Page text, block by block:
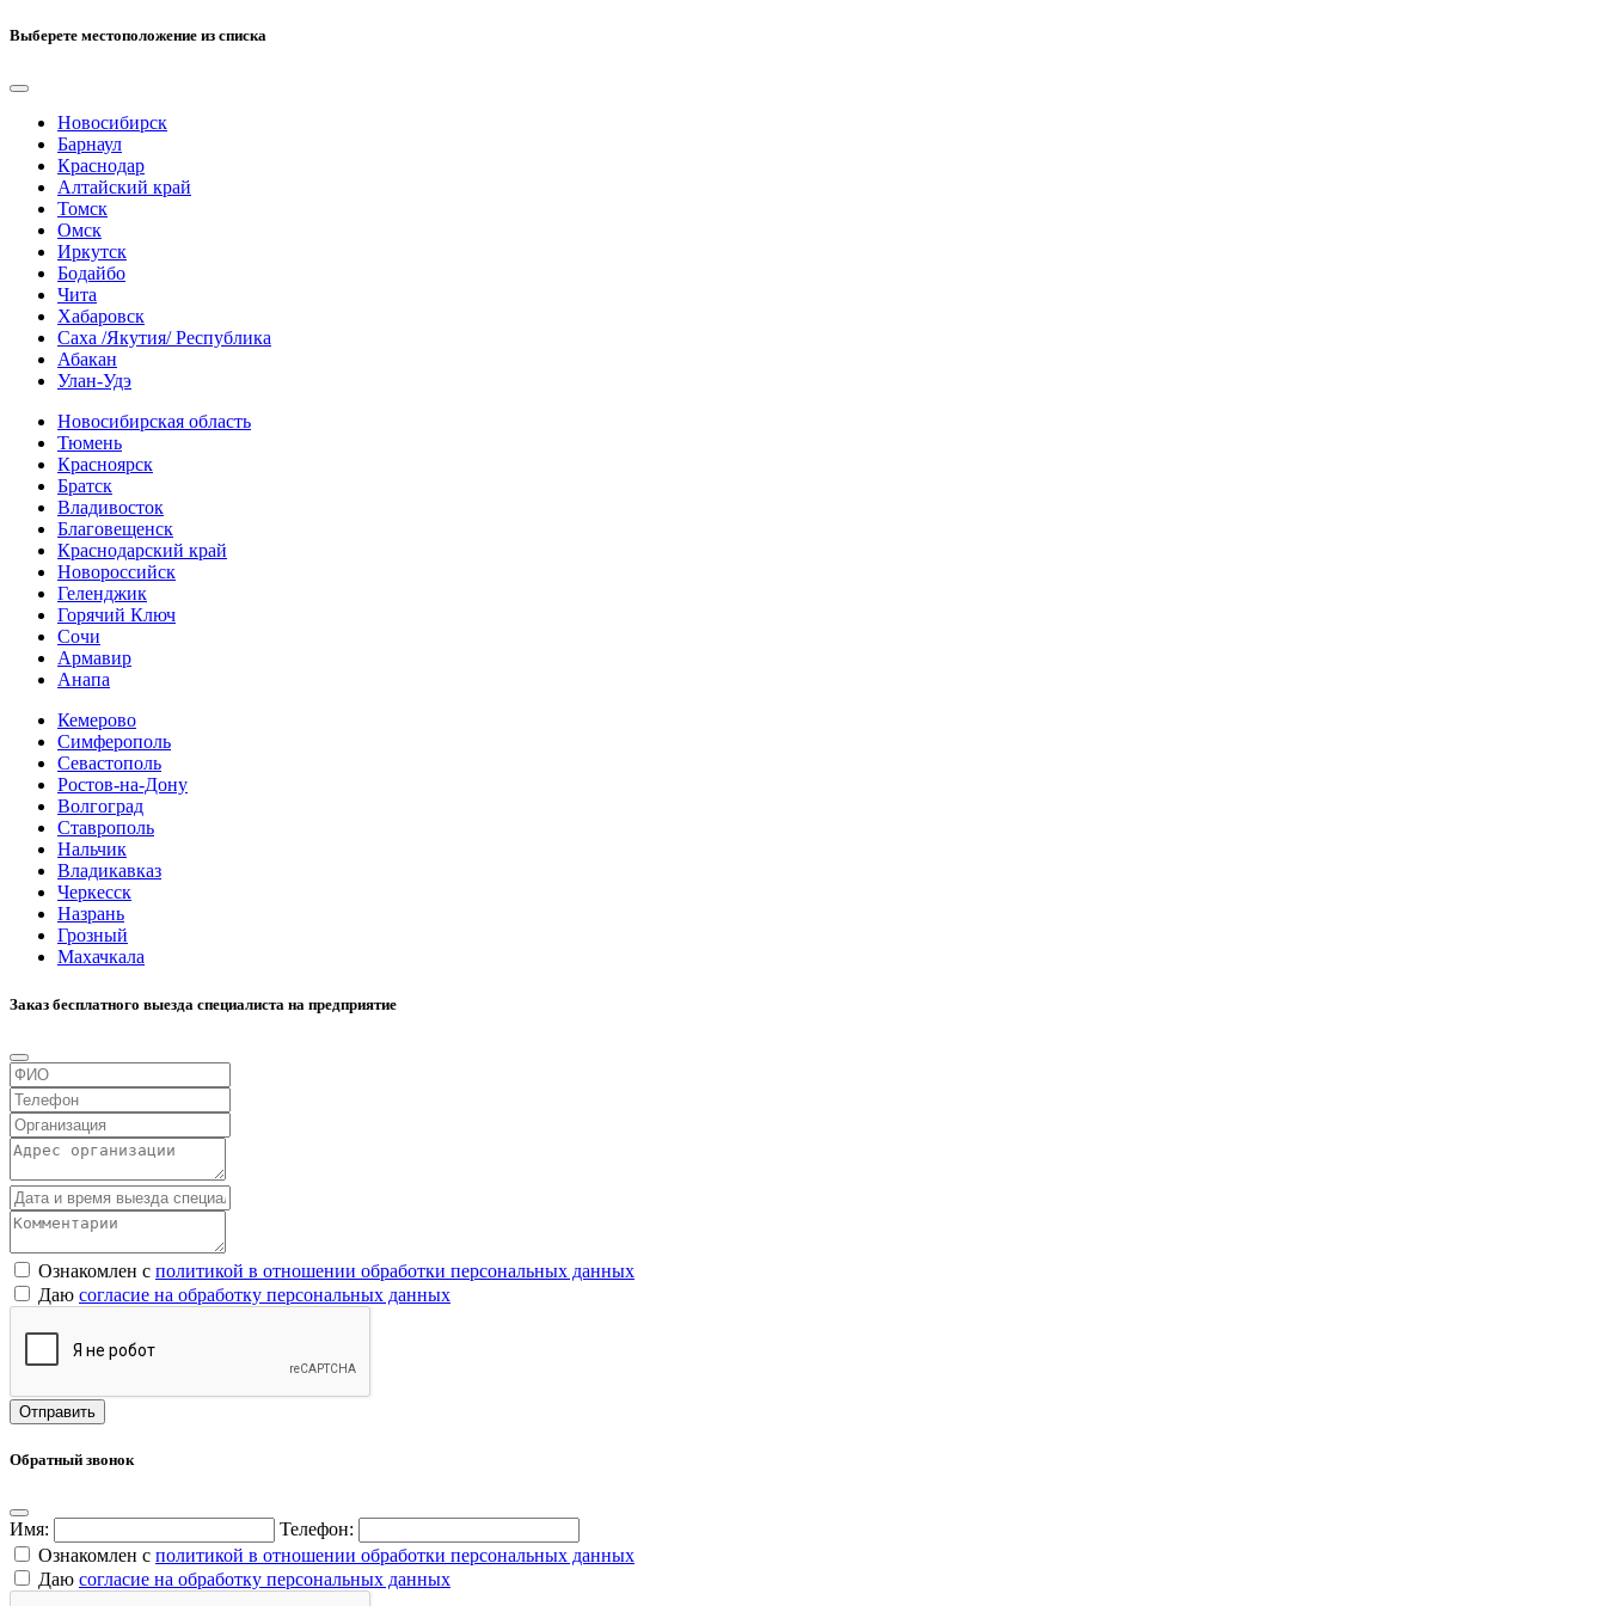
Выберете местоположение из списка
Новосибирск
Барнаул
Краснодар
Алтайский край
Томск
Омск
Иркутск
Бодайбо
Чита
Хабаровск
Саха /Якутия/ Республика
Абакан
Улан-Удэ
Новосибирская область
Тюмень
Красноярск
Братск
Владивосток
Благовещенск
Краснодарский край
Новороссийск
Геленджик
Горячий Ключ
Сочи
Армавир
Анапа
Кемерово
Симферополь
Севастополь
Ростов-на-Дону
Волгоград
Ставрополь
Нальчик
Владикавказ
Черкесск
Назрань
Грозный
Махачкала
Заказ бесплатного выезда специалиста на предприятие
Ознакомлен с политикой в отношении обработки персональных данных
Даю согласие на обработку персональных данных
Обратный звонок
Имя:
Телефон:
Ознакомлен с политикой в отношении обработки персональных данных
Даю согласие на обработку персональных данных